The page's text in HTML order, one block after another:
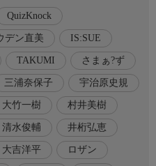
選ばれた夏の絶景とは!?★遂
対決!各県を代表するインテリ
動の結末
村マサカズ)/優香/高山一実
ウンサー)
ャブル)
QuizKnock
デン直美 IS:SUE
TAKUMI さまぁ?ず
三浦奈保子 宇治原史規
大竹一樹 村井美樹
清水俊輔 井桁弘恵
大吉洋平 ロザン